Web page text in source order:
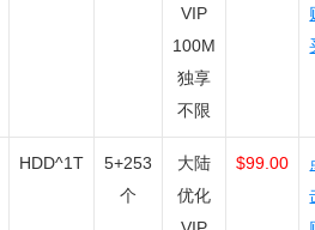
VIP
100M
独享
不限
HDD^1T
5+253
个
大陆
优化
$99.00